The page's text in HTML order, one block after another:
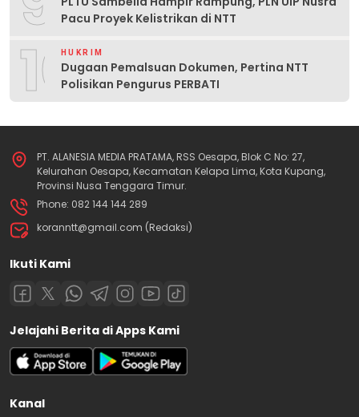
Pacu Proyek Kelistrikan di NTT
10HUKRIM
Dugaan Pemalsuan Dokumen, Pertina NTT
Polisikan Pengurus PERBATI
PT. ALANESIA MEDIA PRATAMA, RSS Oesapa, Blok C No: 27,
Kelurahan Oesapa, Kecamatan Kelapa Lima, Kota Kupang,
Provinsi Nusa Tenggara Timur.
Phone: 082 144 144 289
koranntt@gmail.com (Redaksi)
Ikuti Kami
Jelajahi Berita di Apps Kami
Kanal